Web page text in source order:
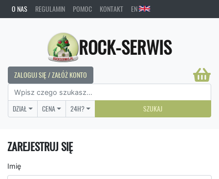
O NAS REGULAMIN POMOC KONTAKT EN
ROCK-SERWIS
ZALOGUJ SIĘ / ZAŁÓŻ KONTO
DZIAŁ CENA 24H? SZUKAJ
ZAREJESTRUJ SIĘ
Imię